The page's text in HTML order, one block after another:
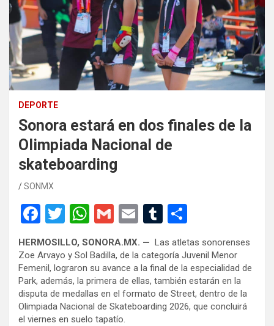
DEPORTE
Sonora estará en dos finales de la
Olimpiada Nacional de
skateboarding
SONMX
F
a
ce
b
o
o
T
wi
tt
er
W
h
at
s
A
p
G
m
ail
E
m
ail
T
m
bl
r
o
m
p
ar
tir
HERMOSILLO, SONORA.MX. — Las atletas sonorenses
Zoe Arvayo y Sol Badilla, de la categoría Juvenil Menor
Femenil, lograron su avance a la final de la especialidad de
Park, además, la primera de ellas, también estarán en la
disputa de medallas en el formato de Street, dentro de la
Olimpiada Nacional de Skateboarding 2026, que concluirá
el viernes en suelo tapatío.